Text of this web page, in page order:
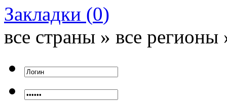
Закладки (0)
все страны » все регионы